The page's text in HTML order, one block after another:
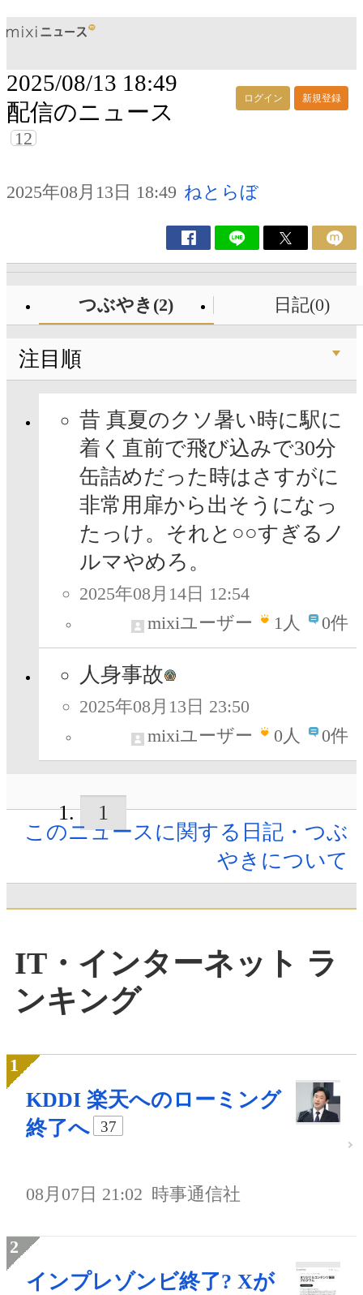
ログイン 新規登録
2025/08/13 18:49
配信のニュース
12
2025年08月13日 18:49 ねとらぼ
つぶやき(2) 日記(0)
注目順
昔 真夏のクソ暑い時に駅に
着く直前で飛び込みで30分
缶詰めだった時はさすがに
非常用扉から出そうになっ
たっけ。それと○○すぎるノ
ルマやめろ。
2025年08月14日 12:54
mixiユーザー
1人 0件
人身事故
2025年08月13日 23:50
mixiユーザー
0人 0件
1
このニュースに関する日記・つぶ
やきについて
IT・インターネット ラ
ンキング
KDDI 楽天へのローミング
終了へ
37
08月07日 21:02 時事通信社
インプレゾンビ終了? Xが